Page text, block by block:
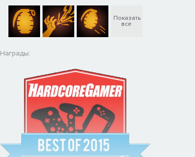
Показать
все
Награды: